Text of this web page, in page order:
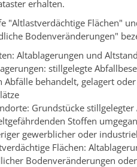
erhalten.
"Altlastverdächtige Flächen"
Bodenveränderungen"
Altablagerungen und
stillgelegte
Abfälle behandelt, gelagert
Grundstücke
Stoffen
gewerblicher oder
Flächen:
Bodenveränderungen